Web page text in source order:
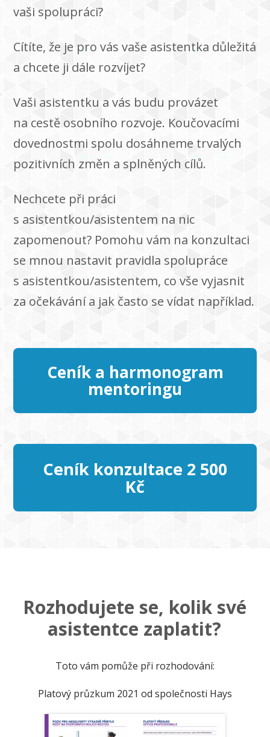
vaši spolupráci?
Cítíte, že je pro vás vaše asistentka důležitá
a chcete ji dále rozvíjet?
Vaši asistentku a vás budu provázet
na cestě osobního rozvoje. Koučovacími
dovednostmi spolu dosáhneme trvalých
pozitivních změn a splněných cílů.
Nechcete při práci
s asistentkou/asistentem na nic
zapomenout? Pomohu vám na konzultaci
se mnou nastavit pravidla spolupráce
s asistentkou/asistentem, co vše vyjasnit
za očekávání a jak často se vídat například.
Ceník a harmonogram
mentoringu
Ceník konzultace 2 500
Kč
Rozhodujete se, kolik své
asistentce zaplatit?
Toto vám pomůže při rozhodování:
Platový průzkum 2021 od společnosti Hays